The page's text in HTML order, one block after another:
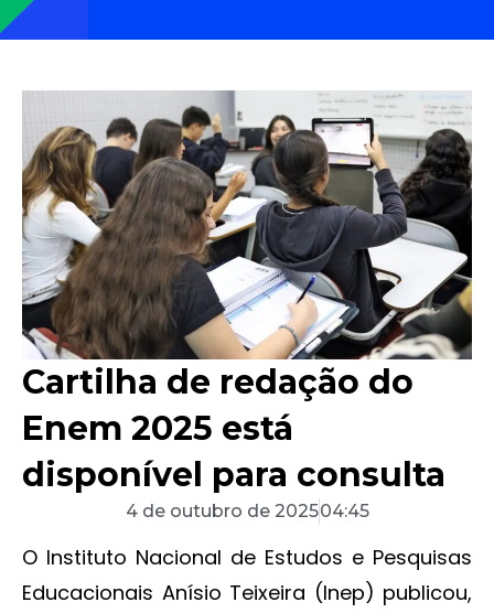
Cartilha de redação do
Enem 2025 está
disponível para consulta
4 de outubro de 202504:45
O Instituto Nacional de Estudos e Pesquisas
Educacionais Anísio Teixeira (Inep) publicou,